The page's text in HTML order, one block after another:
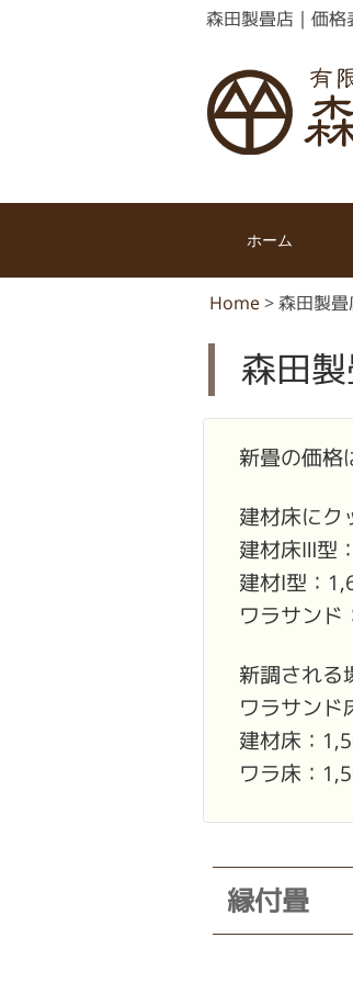
森田製畳店｜価
ホーム
Home> 森田製畳
森田
新畳の価格
建材床にク
建材床Ⅲ型
建材Ⅰ型：
ワラサンド
新調される
ワラサンド
建材床：
ワラ床：
縁付畳